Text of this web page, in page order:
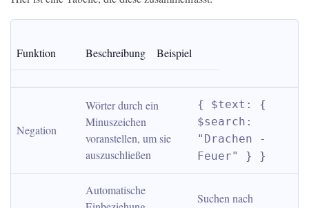
Funktion Beschreibung Beispiel
Negation
Wörter durch ein
Minuszeichen
voranstellen, um sie
auszuschließen
{ $text: {
$search:
"Drachen -
Feuer" } }
Automatische
Suchen nach